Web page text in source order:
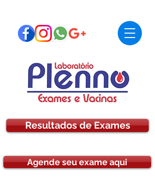
Resultados de Exames
Agende seu exame aqui